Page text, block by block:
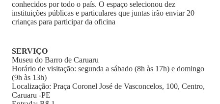
conhecidos por todo o país. O espaço selecionou dez
instituições públicas e particulares que juntas irão enviar 20
crianças para participar da oficina
SERVIÇO
Museu do Barro de Caruaru
Horário de visitação: segunda a sábado (8h às 17h) e domingo
(9h às 13h)
Localização: Praça Coronel José de Vasconcelos, 100, Centro,
Caruaru -PE